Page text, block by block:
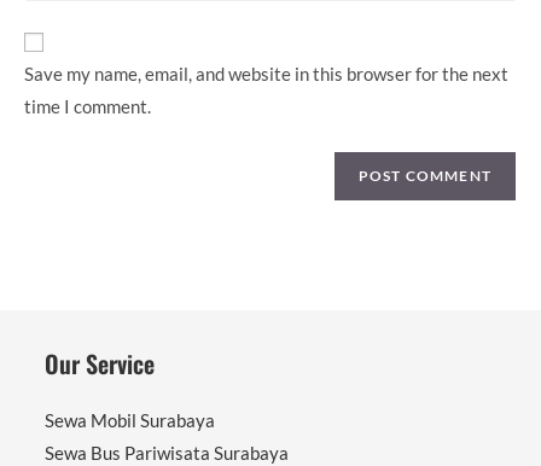
URL
Save my name, email, and website in this browser for the next
time I comment.
Our Service
Sewa Mobil Surabaya
Sewa Bus Pariwisata Surabaya